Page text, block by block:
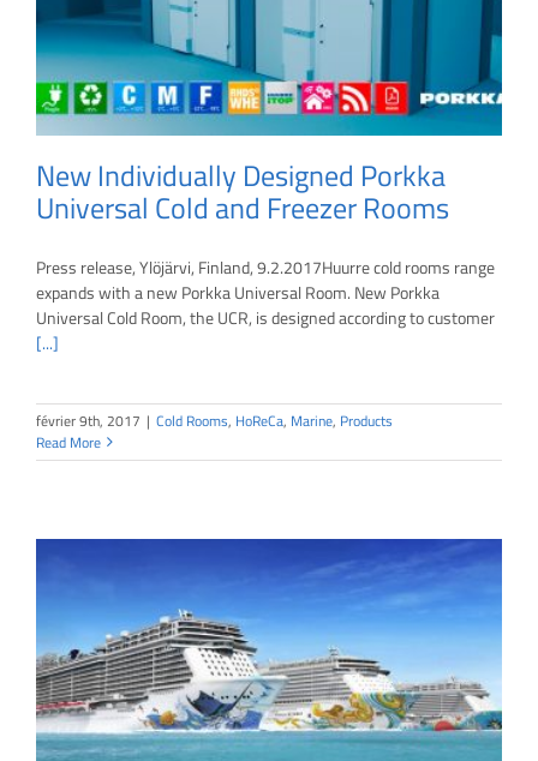
New Individually Designed Porkka
Universal Cold and Freezer Rooms
Press release, Ylöjärvi, Finland, 9.2.2017Huurre cold rooms range
expands with a new Porkka Universal Room. New Porkka
Universal Cold Room, the UCR, is designed according to customer
[...]
février 9th, 2017 | Cold Rooms, HoReCa, Marine, Products
Read More